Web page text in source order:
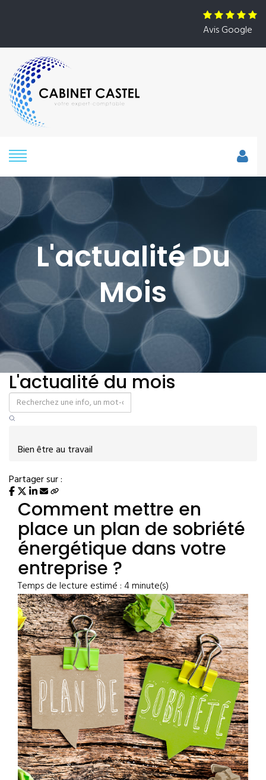
Avis Google
L'actualité Du
Mois
L'actualité du mois
Bien être au travail
Partager sur :
Comment mettre en
place un plan de sobriété
énergétique dans votre
entreprise ?
Temps de lecture estimé : 4 minute(s)